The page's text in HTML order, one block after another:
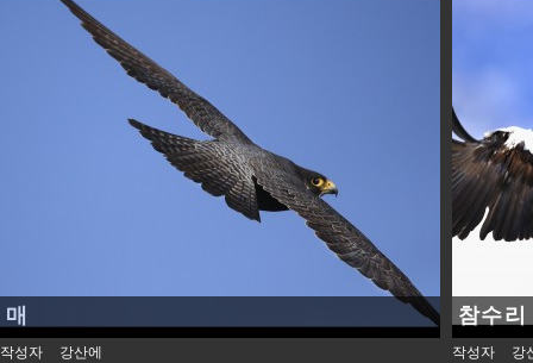
매
작성자
강산에
참수리
작성자
강